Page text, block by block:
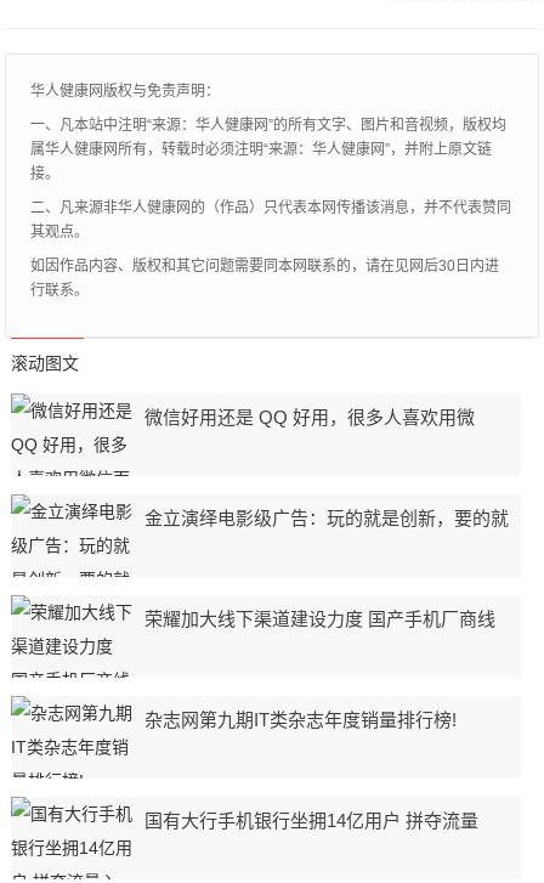
华人健康网版权与免责声明：
一、凡本站中注明“来源：华人健康网”的所有文字、图片和音视频，版权均
属华人健康网所有，转载时必须注明“来源：华人健康网”，并附上原文链
接。
二、凡来源非华人健康网的（作品）只代表本网传播该消息，并不代表赞同
其观点。
如因作品内容、版权和其它问题需要同本网联系的，请在见网后30日内进
行联系。
滚动图文
微信好用还是 QQ 好用，很多人喜欢用微
金立演绎电影级广告：玩的就是创新，要的就
荣耀加大线下渠道建设力度 国产手机厂商线
杂志网第九期IT类杂志年度销量排行榜!
国有大行手机银行坐拥14亿用户 拼夺流量